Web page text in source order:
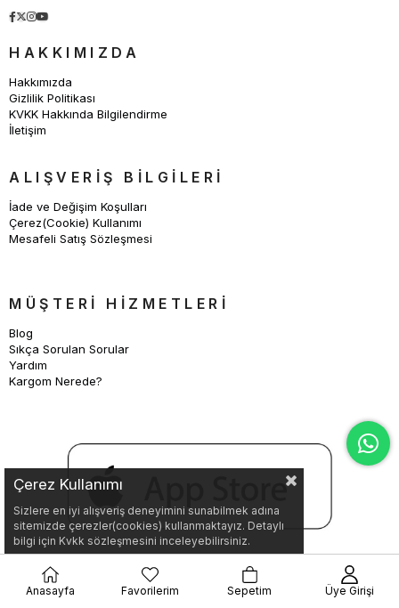
HAKKIMIZDA
Hakkımızda
Gizlilik Politikası
KVKK Hakkında Bilgilendirme
İletişim
ALIŞVERİŞ BİLGİLERİ
İade ve Değişim Koşulları
Çerez(Cookie) Kullanımı
Mesafeli Satış Sözleşmesi
MÜŞTERİ HİZMETLERİ
Blog
Sıkça Sorulan Sorular
Yardım
Kargom Nerede?
Çerez Kullanımı
Sizlere en iyi alışveriş deneyimini sunabilmek adına
sitemizde çerezler(cookies) kullanmaktayız. Detaylı
bilgi için Kvkk sözleşmesini inceleyebilirsiniz.
Anasayfa Favorilerim Sepetim Üye Girişi